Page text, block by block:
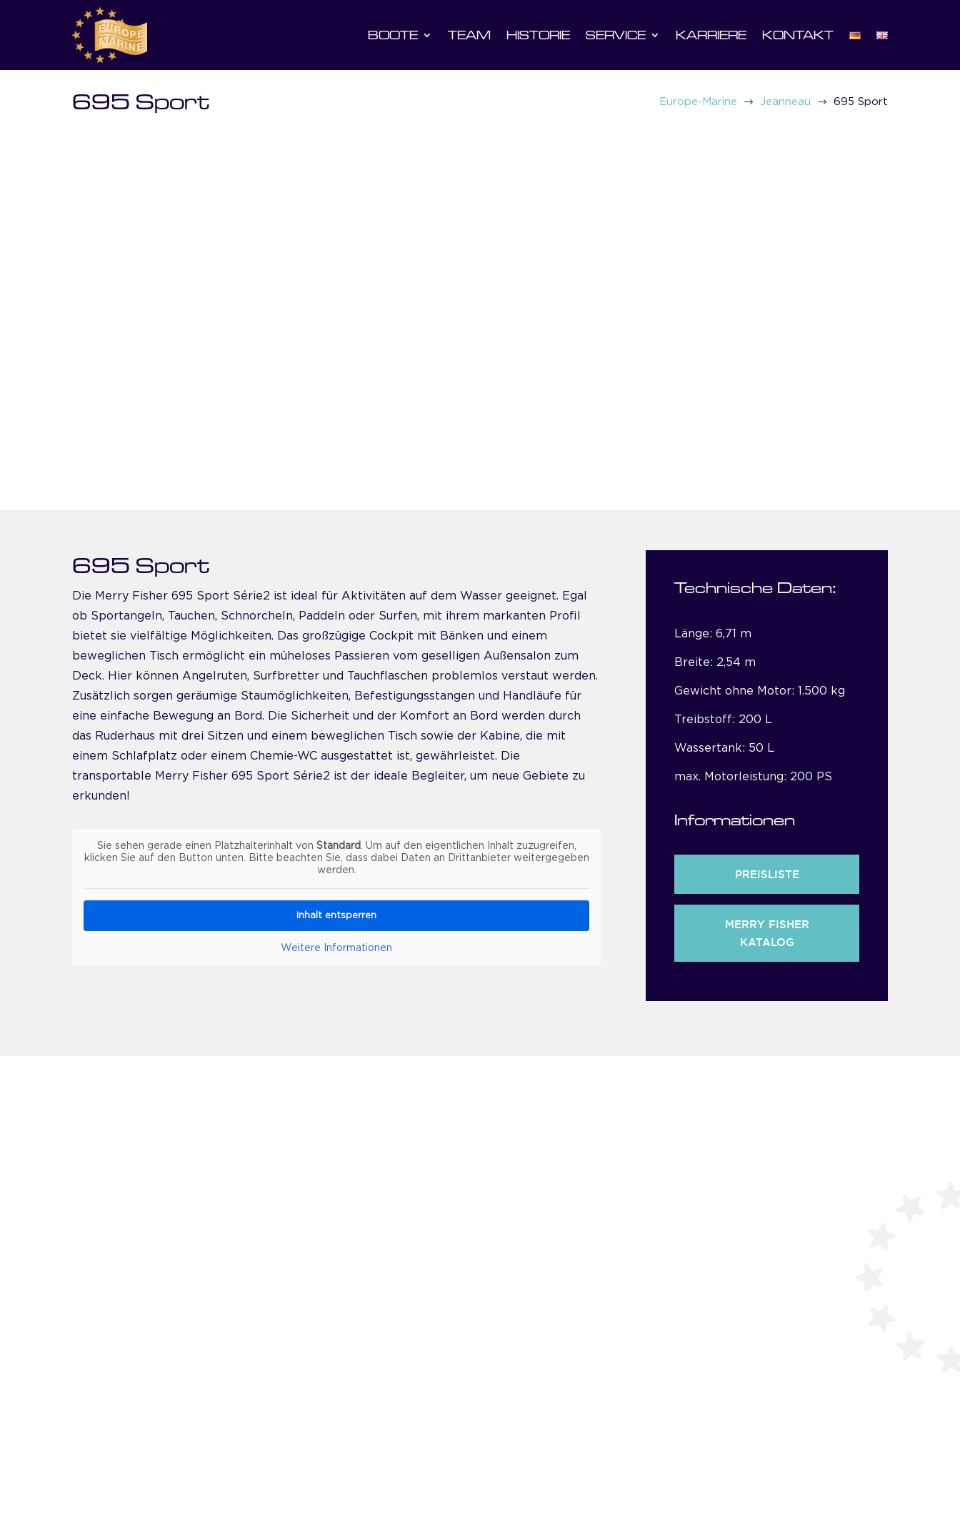
BOOTE TEAM HISTORIE SERVICE KARRIERE KONTAKT
695 Sport Europe-Marine $ Jeanneau $ 695 Sport
695 Sport
Die Merry Fisher 695 Sport Série2 ist ideal für Aktivitäten auf dem Wasser geeignet. Egal
ob Sportangeln, Tauchen, Schnorcheln, Paddeln oder Surfen, mit ihrem markanten Profil
bietet sie vielfältige Möglichkeiten. Das großzügige Cockpit mit Bänken und einem
beweglichen Tisch ermöglicht ein müheloses Passieren vom geselligen Außensalon zum
Deck. Hier können Angelruten, Surfbretter und Tauchflaschen problemlos verstaut werden.
Zusätzlich sorgen geräumige Staumöglichkeiten, Befestigungsstangen und Handläufe für
eine einfache Bewegung an Bord. Die Sicherheit und der Komfort an Bord werden durch
das Ruderhaus mit drei Sitzen und einem beweglichen Tisch sowie der Kabine, die mit
einem Schlafplatz oder einem Chemie-WC ausgestattet ist, gewährleistet. Die
transportable Merry Fisher 695 Sport Série2 ist der ideale Begleiter, um neue Gebiete zu
erkunden!
Sie sehen gerade einen Platzhalterinhalt von Standard
. Um auf den eigentlichen Inhalt zuzugreifen,
klicken Sie auf den Button unten. Bitte beachten Sie, dass dabei Daten an Drittanbieter weitergegeben
werden.
Inhalt entsperren
Weitere Informationen
Technische Daten:
Länge: 6,71 m
Breite: 2,54 m
Gewicht ohne Motor: 1.500 kg
Treibstoff: 200 L
Wassertank: 50 L
max. Motorleistung: 200 PS
Informationen
PREISLISTE
MERRY FISHER
KATALOG